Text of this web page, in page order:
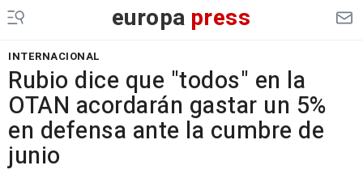
europa press
INTERNACIONAL
Rubio dice que "todos" en la
OTAN acordarán gastar un 5%
en defensa ante la cumbre de
junio